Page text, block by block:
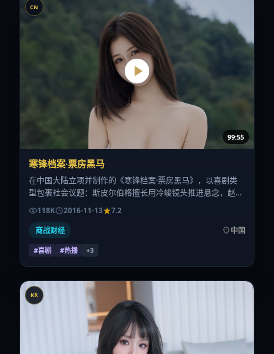
CN
99:55
寒锋档案·票房黑马
在中国大陆立项并制作的《寒锋档案·票房黑马》，以喜剧类
型包裹社会议题：斯皮尔伯格擅长用冷峻镜头推进悬念，赵丽
颖、安妮·海瑟薇、白百何、胡歌、张家辉、秦昊的对手戏为
看点之一。上映时间：2016-11-13；片长170分钟；适合关注
现实质感与类型片结构的观众。
118K 2016-11-13
7.2
商战财经
中国
#喜剧 #热播 +3
KR